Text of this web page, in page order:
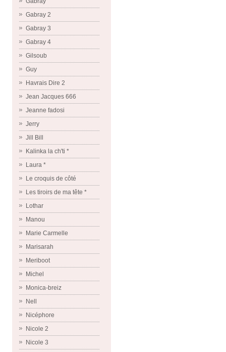
Gabray 2
Gabray 3
Gabray 4
Gilsoub
Guy
Havrais Dire 2
Jean Jacques 666
Jeanne fadosi
Jerry
Jill Bill
Kalinka la ch'ti *
Laura *
Le croquis de côté
Les tiroirs de ma tête *
Lothar
Manou
Marie Carmelle
Marisarah
Meriboot
Michel
Monica-breiz
Nell
Nicéphore
Nicole 2
Nicole 3